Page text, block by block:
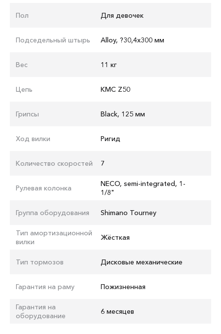
Пол Для девочек
Подседельный штырь Alloy, ?30,4x300 мм
Вес 11 кг
Цепь KMC Z50
Грипсы Black, 125 мм
Ход вилки Ригид
Количество скоростей 7
Рулевая колонка
NECO, semi-integrated, 1-
1/8"
Группа оборудования Shimano Tourney
Тип амортизационной
вилки
Жёсткая
Тип тормозов Дисковые механические
Гарантия на раму Пожизненная
Гарантия на
оборудование
6 месяцев